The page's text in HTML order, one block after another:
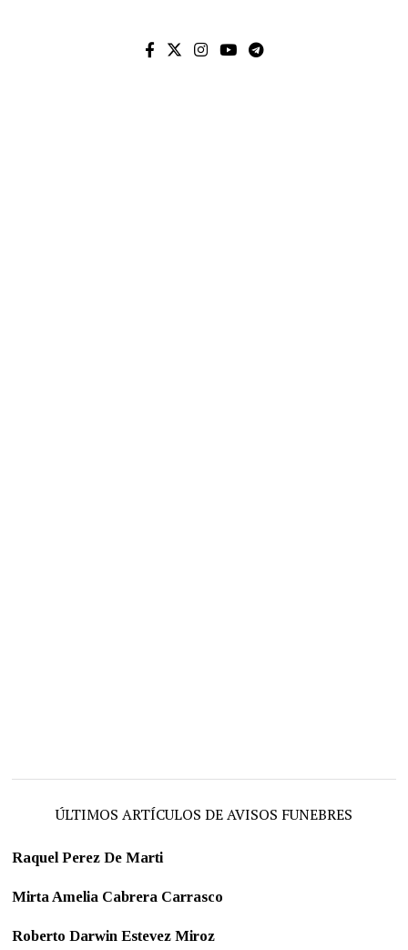
ÚLTIMOS ARTÍCULOS DE AVISOS FUNEBRES
Raquel Perez De Marti
Mirta Amelia Cabrera Carrasco
Roberto Darwin Estevez Miroz